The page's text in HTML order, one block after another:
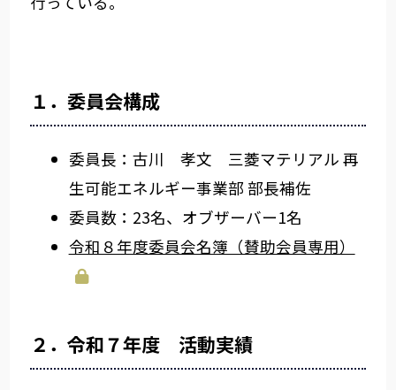
１．委員会構成
委員長：古川 孝文 三菱マテリアル 再
生可能エネルギー事業部 部長補佐
委員数：23名、オブザーバー1名
令和８年度委員会名簿（賛助会員専用）
２．令和７年度 活動実績